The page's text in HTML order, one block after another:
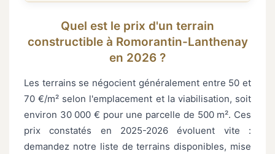
Quel est le prix d'un terrain
constructible à Romorantin-Lanthenay
en 2026 ?
Les terrains se négocient généralement entre 50 et
70 €/m² selon l'emplacement et la viabilisation, soit
environ 30 000 € pour une parcelle de 500 m². Ces
prix constatés en 2025-2026 évoluent vite :
demandez notre liste de terrains disponibles, mise